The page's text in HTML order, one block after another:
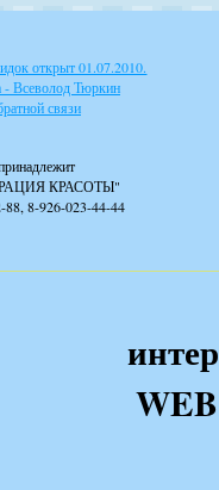
открыт 01.07.2010.
- Всеволод Тюркин
связи
КРАСОТЫ"
88, 8-926-023-44-44